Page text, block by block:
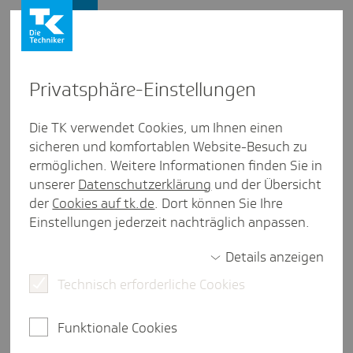
Was ist BGM?
Betriebliches Gesundheitsmanagement (BGM)
optimiert Arbeitsbedingungen, Strukturen und
Verhalten - für höhere Leistungsfähigkeit und
Wohlbefinden.
Firmenkunden Betriebliches Gesundheitsmanagement
Privat­sphäre-Einstel­lungen
Die TK verwendet Cookies, um Ihnen einen
sicheren und komfortablen Website-Besuch zu
ermöglichen. Weitere Informationen finden Sie in
unserer Datenschutzerklärung und der Übersicht
der Cookies auf tk.de. Dort können Sie Ihre
Einstellungen jederzeit nachträglich anpassen.
Details anzeigen
Technisch erforderliche Cookies
Funktionale Cookies